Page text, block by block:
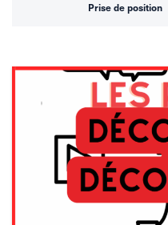
Prise de position